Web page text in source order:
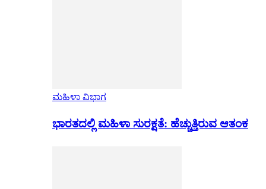
ಮಹಿಳಾ ವಿಭಾಗ
ಭಾರತದಲ್ಲಿ ಮಹಿಳಾ ಸುರಕ್ಷತೆ: ಹೆಚ್ಚುತ್ತಿರುವ ಆತಂಕ